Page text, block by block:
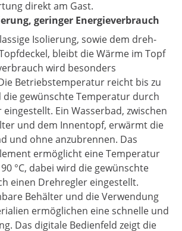
direkt am Gast.
geringer Energieverbrauch
Isolierung, sowie dem dreh-
bleibt die Wärme im Topf
wird besonders
Betriebstemperatur reicht bis zu
die gewünschte Temperatur durch
Ein Wasserbad, zwischen
und dem Innentopf, erwärmt die
und ohne anzubrennen. Das
ermöglicht eine Temperatur
°C, dabei wird die gewünschte
einen Drehregler eingestellt.
Behälter und die Verwendung
ermöglichen eine schnelle und
Das digitale Bedienfeld zeigt die